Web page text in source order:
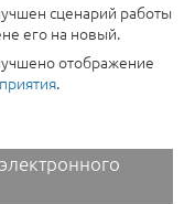
сценарий работы
его на новый.
отображение
.